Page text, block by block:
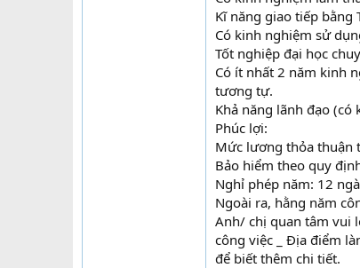
Kĩ năng giao tiếp bằng
Có kinh nghiệm sử
Tốt nghiệp đại học
Có ít nhất 2 năm kinh
tương tự.
Khả năng lãnh đạo
Phúc lợi:
Mức lương thỏa thuận
Bảo hiểm theo quy
Nghỉ phép năm: 12
Ngoài ra, hằng năm
Anh/ chị quan tâm vui
công việc _ Địa điểm
để biết thêm chi tiết.